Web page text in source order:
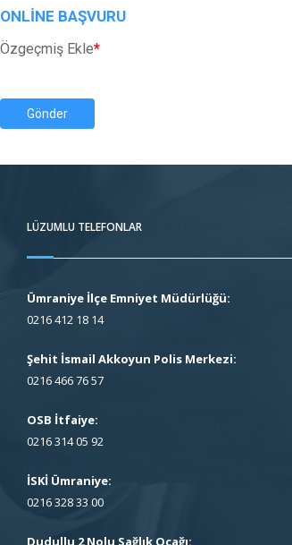
ONLINE BAŞVURU
Özgeçmiş Ekle*
Gönder
LÜZUMLU TELEFONLAR
Ümraniye İlçe Emniyet Müdürlüğü:
0216 412 18 14
Şehit İsmail Akkoyun Polis Merkezi:
0216 466 76 57
OSB İtfaiye:
0216 314 05 92
İSKİ Ümraniye:
0216 328 33 00
Dudullu 2 Nolu Sağlık Ocağı: